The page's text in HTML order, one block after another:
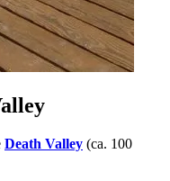
Death Valley (ca. 100